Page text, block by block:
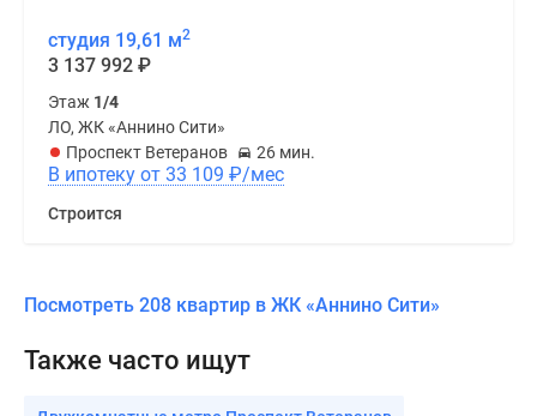
студия 19,61 м2
3 137 992 ₽
Этаж 1/4
ЛО, ЖК «Аннино Сити»
Проспект Ветеранов
26 мин.
В ипотеку от 33 109 ₽/мес
Строится
Посмотреть 208 квартир в ЖК «Аннино Сити»
Также часто ищут